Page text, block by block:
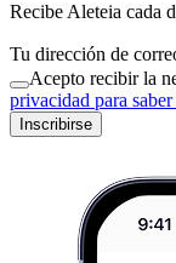
Recibe Aleteia cada
Tu dirección de
Acepto recibir la
privacidad para saber
Inscribirse